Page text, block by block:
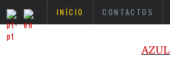
INÍCIO CONTACTOS